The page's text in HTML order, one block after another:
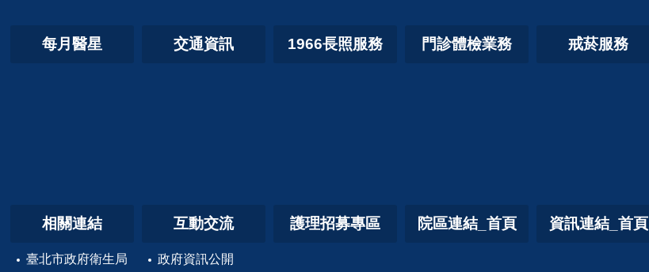
每月醫星 交通資訊 1966長照服務 門診體檢業務 戒菸服務
相關連結
臺北市政府衛生局
互動交流
政府資訊公開
護理招募專區 院區連結_首頁 資訊連結_首頁